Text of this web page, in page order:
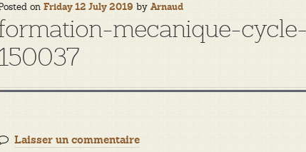
onFriday 12 July 2019 byArnaud
mecanique-
Laisser un commentaire